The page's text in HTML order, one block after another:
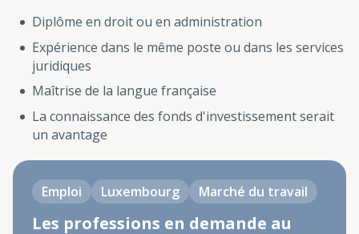
Diplôme en droit ou en administration
Expérience dans le même poste ou dans les services
juridiques
Maîtrise de la langue française
La connaissance des fonds d'investissement serait
un avantage
Emploi Luxembourg Marché du travail
Les professions en demande au